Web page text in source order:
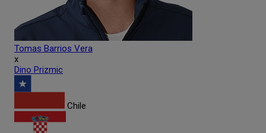
Tomas Barrios Vera
x
Dino Prizmic
Chile